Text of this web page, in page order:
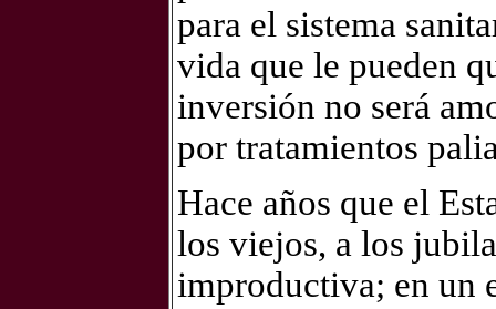
para el sistema
vida que le pueden
inversión no será
por tratamientos
Hace años que el
los viejos, a los
improductiva; en un